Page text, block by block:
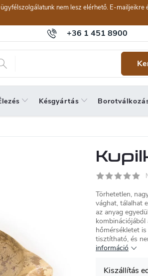
nem lesz elérhető. E-
+36 1 451 8900
értékelése Általános szerződési feltételek
Késgyártás
Törhetetlen,
vághat, tálalhat
az anyag
kombinációjából
hőmérsékletet
tisztítható, és
információ